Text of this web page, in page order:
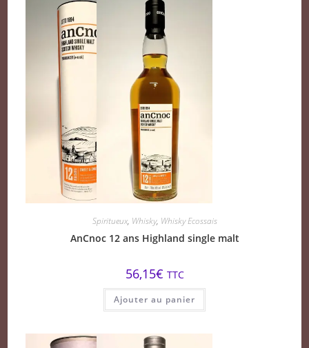
Spiritueux, Whisky, Whisky Ecossais
AnCnoc 12 ans Highland single malt
56,15€ TTC
Ajouter au panier